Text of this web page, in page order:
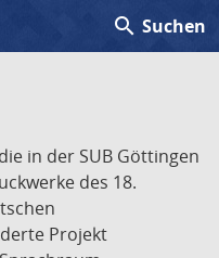
search Suchen
in der SUB Göttingen
des 18.
Projekt